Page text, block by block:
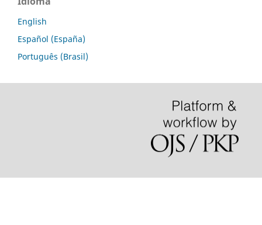
English
Español (España)
Português (Brasil)